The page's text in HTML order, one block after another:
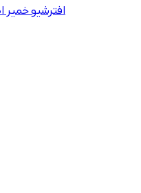
افترشیوخمیر